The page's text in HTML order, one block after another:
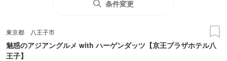
条件変更
東京都 八王子市
魅惑のアジアングルメ with ハーゲンダッツ【京王プラザホテル八
王子】